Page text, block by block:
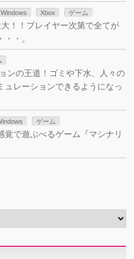
Windows Xbox ゲーム
！！プレイヤー次第で全てが
・。
ンの王道！ゴミや下水、人々の
ュレーションできるようになっ
ゲーム
覚で遊ぶべるゲーム『マシナリ